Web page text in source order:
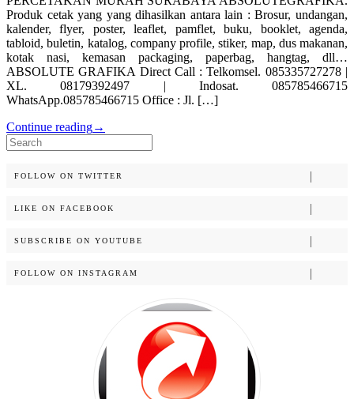
Produk cetak yang yang dihasilkan antara lain : Brosur, undangan,
kalender, flyer, poster, leaflet, pamflet, buku, booklet, agenda,
tabloid, buletin, katalog, company profile, stiker, map, dus makanan,
kotak nasi, kemasan packaging, paperbag, hangtag, dll…
ABSOLUTE GRAFIKA Direct Call : Telkomsel. 085335727278 |
XL. 08179392497 | Indosat. 085785466715
WhatsApp.085785466715 Office : Jl. […]
Continue reading→
Search
for:
FOLLOW ON TWITTER
LIKE ON FACEBOOK
SUBSCRIBE ON YOUTUBE
FOLLOW ON INSTAGRAM